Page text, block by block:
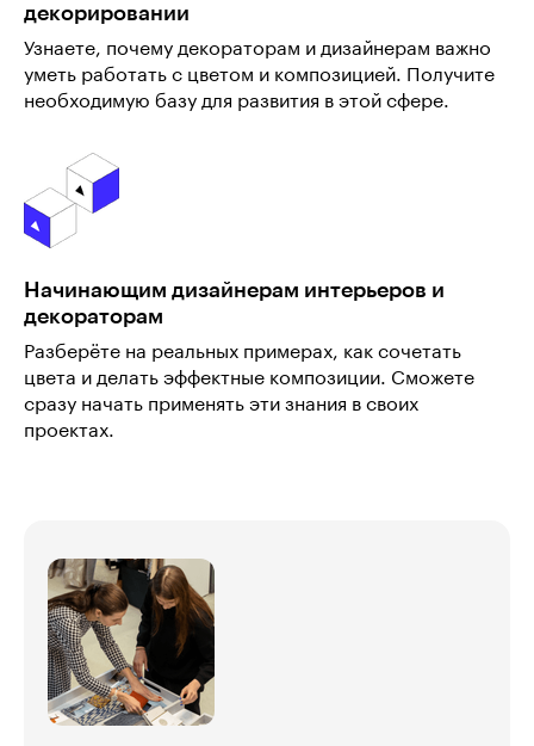
декорировании
Узнаете, почему декораторам и дизайнерам важно
уметь работать с цветом и композицией. Получите
необходимую базу для развития в этой сфере.
Начинающим дизайнерам интерьеров и
декораторам
Разберёте на реальных примерах, как сочетать
цвета и делать эффектные композиции. Сможете
сразу начать применять эти знания в своих
проектах.